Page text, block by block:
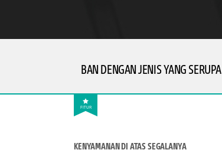
BAN DENGAN JENIS YANG SERUPA
FITUR
KENYAMANAN DI ATAS SEGALANYA